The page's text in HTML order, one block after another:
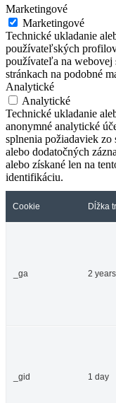
Marketingové
Marketingové
Technické ukladanie
používateľských
používateľa na webovej
stránkach na podobné
Analytické
Analytické
Technické ukladanie
anonymné analytické
splnenia požiadaviek
alebo dodatočných
alebo získané len na
identifikáciu.
Cookie Dĺžka
_ga 2 years
_gid 1 day